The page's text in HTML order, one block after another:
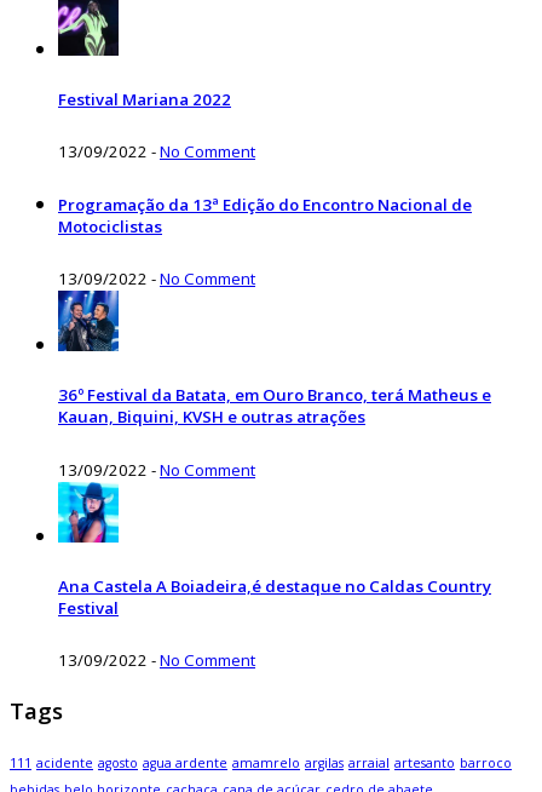
Festival Mariana 2022
13/09/2022 -No Comment
Programação da 13ª Edição do Encontro Nacional de
Motociclistas
13/09/2022 -No Comment
36º Festival da Batata, em Ouro Branco, terá Matheus e
Kauan, Biquini, KVSH e outras atrações
13/09/2022 -No Comment
Ana Castela A Boiadeira,é destaque no Caldas Country
Festival
13/09/2022 -No Comment
Tags
111 acidente agosto agua ardente amamrelo argilas arraial artesanto barroco